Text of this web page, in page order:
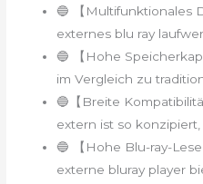
🔵 【Multifunktionales
externes blu ray
🔵 【Hohe
im Vergleich zu
🔵【Breite
extern ist so konzipiert,
🔵 【Hohe Blu-ray-
externe bluray player